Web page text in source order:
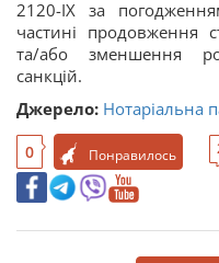
2120-ІХ за
частині продовження
та/або зменшення
санкцій.
Джерело: Нотаріальна
0 Понравилось